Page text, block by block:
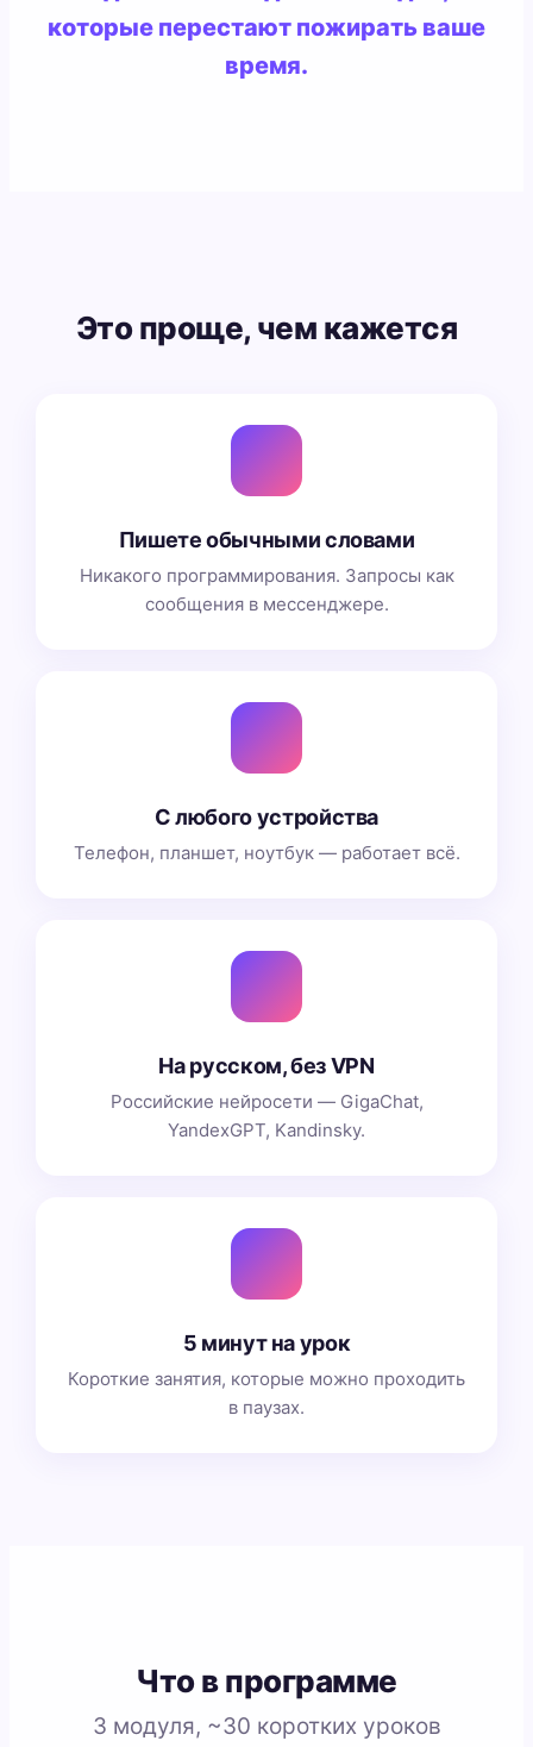
которые перестают пожирать ваше
время.
Это проще, чем кажется
Пишете обычными словами
Никакого программирования. Запросы как
сообщения в мессенджере.
С любого устройства
Телефон, планшет, ноутбук — работает всё.
На русском, без VPN
Российские нейросети — GigaChat,
YandexGPT, Kandinsky.
5 минут на урок
Короткие занятия, которые можно проходить
в паузах.
Что в программе
3 модуля, ~30 коротких уроков